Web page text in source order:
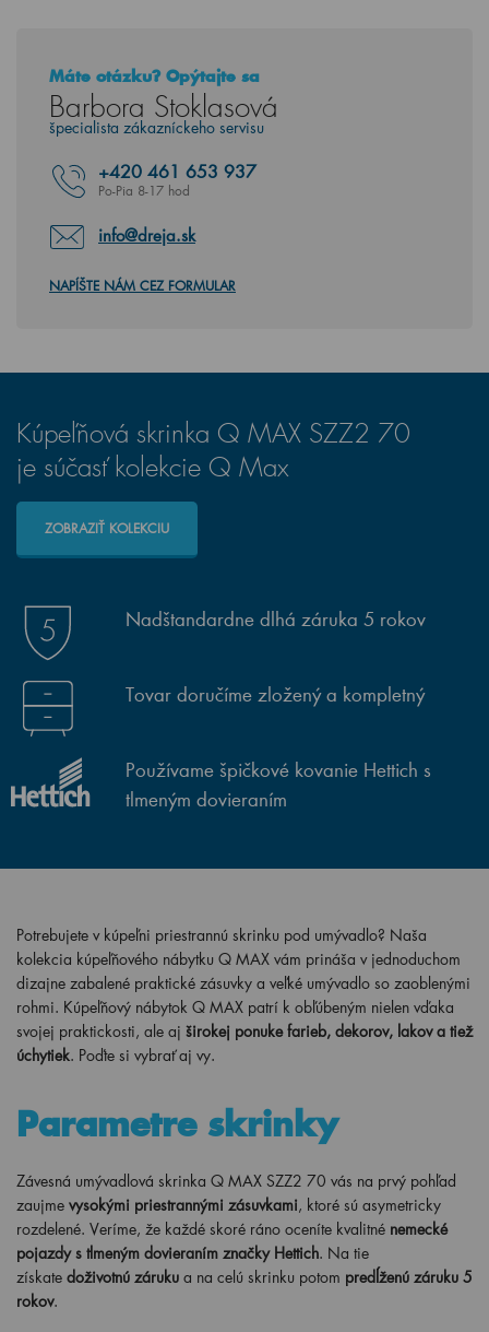
Máte otázku? Opýtajte sa
Barbora Stoklasová
špecialista zákazníckeho servisu
+420 461 653 937
Po-Pia 8-17 hod
info@dreja.sk
NAPÍŠTE NÁM CEZ FORMULAR
Kúpeľňová skrinka Q MAX SZZ2 70
je súčasť kolekcie Q Max
ZOBRAZIŤ KOLEKCIU
Nadštandardne dlhá záruka 5 rokov
Tovar doručíme zložený a kompletný
Používame špičkové kovanie Hettich s
tlmeným dovieraním
Potrebujete v kúpeľni priestrannú skrinku pod umývadlo? Naša
kolekcia kúpeľňového nábytku Q MAX vám prináša v jednoduchom
dizajne zabalené praktické zásuvky a veľké umývadlo so zaoblenými
rohmi. Kúpeľňový nábytok Q MAX patrí k obľúbeným nielen vďaka
svojej praktickosti, ale aj širokej ponuke farieb, dekorov, lakov a tiež
úchytiek. Poďte si vybrať aj vy.
Parametre skrinky
Závesná umývadlová skrinka Q MAX SZZ2 70 vás na prvý pohľad
zaujme vysokými priestrannými zásuvkami, ktoré sú asymetricky
rozdelené. Veríme, že každé skoré ráno oceníte kvalitné nemecké
pojazdy s tlmeným dovieraním značky Hettich. Na tie
získate doživotnú záruku a na celú skrinku potom predĺženú záruku 5
rokov.